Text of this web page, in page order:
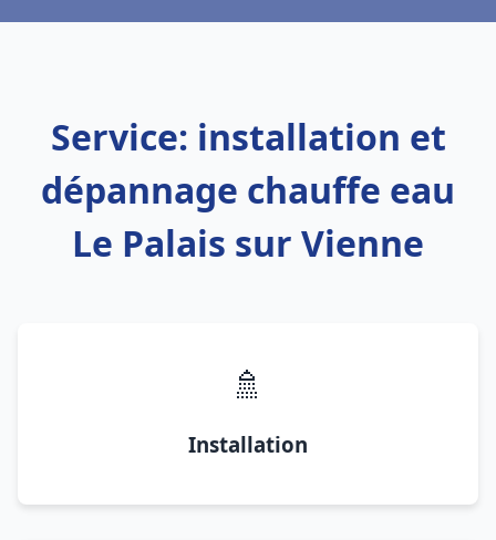
Service: installation et
dépannage chauffe eau
Le Palais sur Vienne
🚿
Installation